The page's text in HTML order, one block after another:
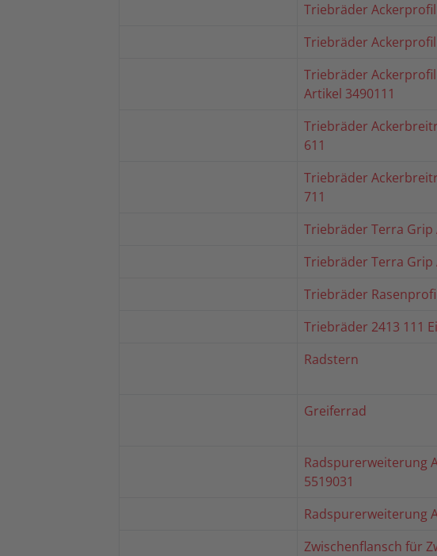
Triebräder Ackerprofil
Triebräder Ackerprofil
Triebräder Ackerprofil
Artikel 3490111
Triebräder
611
Triebräder
711
Triebräder Terra Grip
Triebräder Terra Grip
Triebräder Rasenprofil
Triebräder 2413 111
Radstern
Greiferrad
Radspurerweiterung
5519031
Radspurerweiterung
Zwischenflansch für